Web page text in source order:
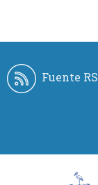
Fuente